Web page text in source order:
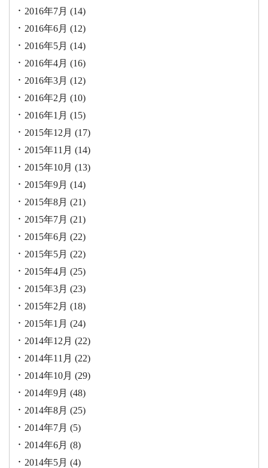
2016年7月 (14)
2016年6月 (12)
2016年5月 (14)
2016年4月 (16)
2016年3月 (12)
2016年2月 (10)
2016年1月 (15)
2015年12月 (17)
2015年11月 (14)
2015年10月 (13)
2015年9月 (14)
2015年8月 (21)
2015年7月 (21)
2015年6月 (22)
2015年5月 (22)
2015年4月 (25)
2015年3月 (23)
2015年2月 (18)
2015年1月 (24)
2014年12月 (22)
2014年11月 (22)
2014年10月 (29)
2014年9月 (48)
2014年8月 (25)
2014年7月 (5)
2014年6月 (8)
2014年5月 (4)